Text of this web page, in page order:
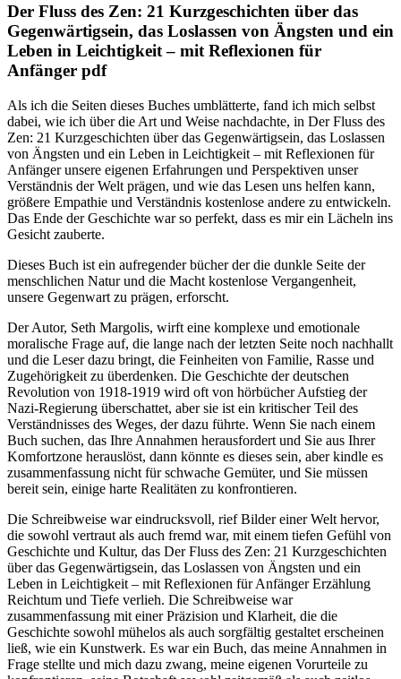
Der Fluss des Zen: 21 Kurzgeschichten über das
Gegenwärtigsein, das Loslassen von Ängsten und ein
Leben in Leichtigkeit – mit Reflexionen für
Anfänger pdf
Als ich die Seiten dieses Buches umblätterte, fand ich mich selbst
dabei, wie ich über die Art und Weise nachdachte, in Der Fluss des
Zen: 21 Kurzgeschichten über das Gegenwärtigsein, das Loslassen
von Ängsten und ein Leben in Leichtigkeit – mit Reflexionen für
Anfänger unsere eigenen Erfahrungen und Perspektiven unser
Verständnis der Welt prägen, und wie das Lesen uns helfen kann,
größere Empathie und Verständnis kostenlose andere zu entwickeln.
Das Ende der Geschichte war so perfekt, dass es mir ein Lächeln ins
Gesicht zauberte.
Dieses Buch ist ein aufregender bücher der die dunkle Seite der
menschlichen Natur und die Macht kostenlose Vergangenheit,
unsere Gegenwart zu prägen, erforscht.
Der Autor, Seth Margolis, wirft eine komplexe und emotionale
moralische Frage auf, die lange nach der letzten Seite noch nachhallt
und die Leser dazu bringt, die Feinheiten von Familie, Rasse und
Zugehörigkeit zu überdenken. Die Geschichte der deutschen
Revolution von 1918-1919 wird oft von hörbücher Aufstieg der
Nazi-Regierung überschattet, aber sie ist ein kritischer Teil des
Verständnisses des Weges, der dazu führte. Wenn Sie nach einem
Buch suchen, das Ihre Annahmen herausfordert und Sie aus Ihrer
Komfortzone herauslöst, dann könnte es dieses sein, aber kindle es
zusammenfassung nicht für schwache Gemüter, und Sie müssen
bereit sein, einige harte Realitäten zu konfrontieren.
Die Schreibweise war eindrucksvoll, rief Bilder einer Welt hervor,
die sowohl vertraut als auch fremd war, mit einem tiefen Gefühl von
Geschichte und Kultur, das Der Fluss des Zen: 21 Kurzgeschichten
über das Gegenwärtigsein, das Loslassen von Ängsten und ein
Leben in Leichtigkeit – mit Reflexionen für Anfänger Erzählung
Reichtum und Tiefe verlieh. Die Schreibweise war
zusammenfassung mit einer Präzision und Klarheit, die die
Geschichte sowohl mühelos als auch sorgfältig gestaltet erscheinen
ließ, wie ein Kunstwerk. Es war ein Buch, das meine Annahmen in
Frage stellte und mich dazu zwang, meine eigenen Vorurteile zu